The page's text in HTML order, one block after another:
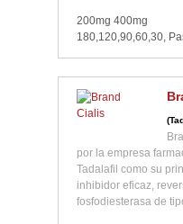
200mg 400mg
180,120,90,60,30,
por la empresa
Tadalafil como su
inhibidor eficaz,
fosfodiesterasa de